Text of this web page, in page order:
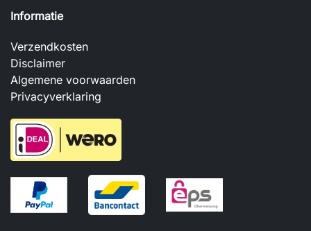
Informatie
Verzendkosten
Disclaimer
Algemene voorwaarden
Privacyverklaring